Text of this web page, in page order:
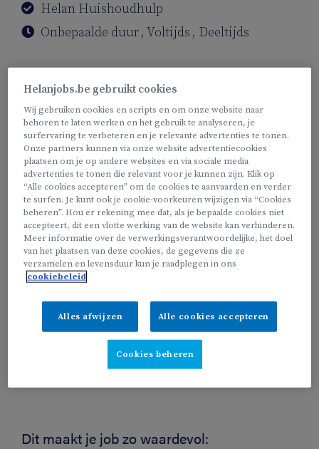
Helan Huishoudhulp
Onbepaalde duur, Voltijds , Deeltijds
Ben jij de huishoudhulp die wij zoeken?
We zoeken jou, als;
Je wil schoonmaken in je eigen regio
Je een vast uurrooster wil, dat we samen opstellen naar
jouw wens
Je niet in het weekend wil werken en wel tijdens de
schooluren
Je kan ook aan de slag als thuisstrijk(st)er, zelfs in combinatie
Dit maakt je job zo waardevol:
Helanjobs.be gebruikt cookies
Wij gebruiken cookies en scripts en om onze website naar
behoren te laten werken en het gebruik te analyseren, je
surfervaring te verbeteren en je relevante advertenties te tonen.
Onze partners kunnen via onze website advertentiecookies
plaatsen om je op andere websites en via sociale media
advertenties te tonen die relevant voor je kunnen zijn. Klik op
“Alle cookies accepteren” om de cookies te aanvaarden en verder
te surfen. Je kunt ook je cookie-voorkeuren wijzigen via “Cookies
beheren”. Hou er rekening mee dat, als je bepaalde cookies niet
accepteert, dit een vlotte werking van de website kan verhinderen.
Meer informatie over de verwerkingsverantwoordelijke, het doel
van het plaatsen van deze cookies, de gegevens die ze
verzamelen en levensduur kun je raadplegen in ons
cookiebeleid
Alles afwijzen Alle cookies accepteren
Cookies beheren